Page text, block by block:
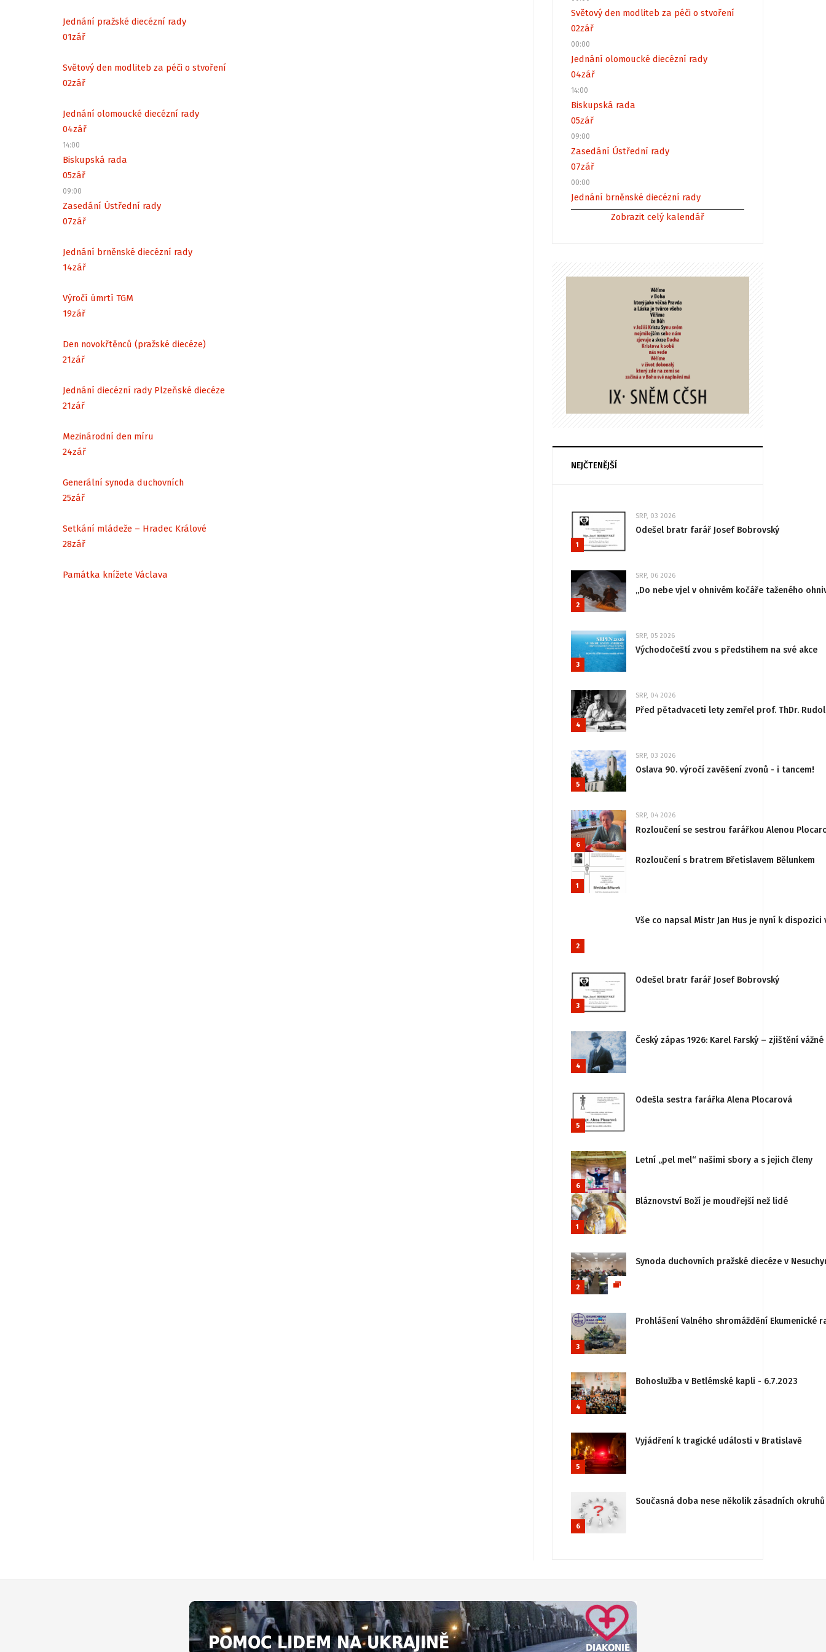
Jednání pražské diecézní rady
01zář
Světový den modliteb za péči o stvoření
02zář
Jednání olomoucké diecézní rady
04zář
14:00
Biskupská rada
05zář
09:00
Zasedání Ústřední rady
07zář
Jednání brněnské diecézní rady
14zář
Výročí úmrtí TGM
19zář
Den novokřtěnců (pražské diecéze)
21zář
Jednání diecézní rady Plzeňské diecéze
21zář
Mezinárodní den míru
24zář
Generální synoda duchovních
25zář
Setkání mládeže – Hradec Králové
28zář
Památka knížete Václava
Světový den modliteb za péči o stvoření
02zář
00:00
Jednání olomoucké diecézní rady
04zář
14:00
Biskupská rada
05zář
09:00
Zasedání Ústřední rady
07zář
00:00
Jednání brněnské diecézní rady
Zobrazit celý kalendář
NEJČTENĚJŠÍ
1
SRP, 03 2026
Odešel bratr farář Josef Bobrovský
2
SRP, 06 2026
„Do nebe vjel v ohnivém kočáře taženého
3
SRP, 05 2026
Východočeští zvou s předstihem na své akce
4
SRP, 04 2026
Před pětadvaceti lety zemřel prof. ThDr.
5
SRP, 03 2026
Oslava 90. výročí zavěšení zvonů - i tancem!
6
SRP, 04 2026
Rozloučení se sestrou farářkou Alenou
1
Rozloučení s bratrem Břetislavem Bělunkem
2
Vše co napsal Mistr Jan Hus je nyní k
3
Odešel bratr farář Josef Bobrovský
4
Český zápas 1926: Karel Farský – zjištění
5
Odešla sestra farářka Alena Plocarová
6
Letní „pel mel“ našimi sbory a s jejich členy
1
Bláznovství Boží je moudřejší než lidé
2
Synoda duchovních pražské diecéze v
3
Prohlášení Valného shromáždění
4
Bohoslužba v Betlémské kapli - 6.7.2023
5
Vyjádření k tragické události v Bratislavě
6
Současná doba nese několik zásadních